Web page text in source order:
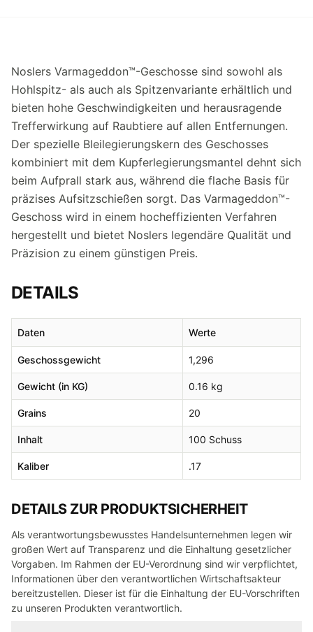
Noslers Varmageddon™-Geschosse sind sowohl als
Hohlspitz- als auch als Spitzenvariante erhältlich und
bieten hohe Geschwindigkeiten und herausragende
Trefferwirkung auf Raubtiere auf allen Entfernungen.
Der spezielle Bleilegierungskern des Geschosses
kombiniert mit dem Kupferlegierungsmantel dehnt sich
beim Aufprall stark aus, während die flache Basis für
präzises Aufsitzschießen sorgt. Das Varmageddon™-
Geschoss wird in einem hocheffizienten Verfahren
hergestellt und bietet Noslers legendäre Qualität und
Präzision zu einem günstigen Preis.
DETAILS
Daten Werte
Geschossgewicht 1,296
Gewicht (in KG) 0.16 kg
Grains 20
Inhalt 100 Schuss
Kaliber .17
DETAILS ZUR PRODUKTSICHERHEIT
Als verantwortungsbewusstes Handelsunternehmen legen wir
großen Wert auf Transparenz und die Einhaltung gesetzlicher
Vorgaben. Im Rahmen der EU-Verordnung sind wir verpflichtet,
Informationen über den verantwortlichen Wirtschaftsakteur
bereitzustellen. Dieser ist für die Einhaltung der EU-Vorschriften
zu unseren Produkten verantwortlich.